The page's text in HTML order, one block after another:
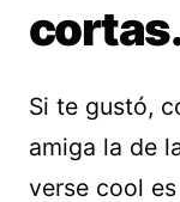
Si te gustó,
amiga la de
verse cool